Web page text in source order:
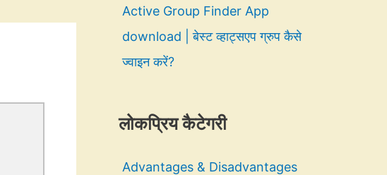
Active Group Finder App
download | बेस्ट व्हाट्सएप ग्रुप कैसे
ज्वाइन करें?
लोकप्रिय कैटेगरी
Advantages & Disadvantages